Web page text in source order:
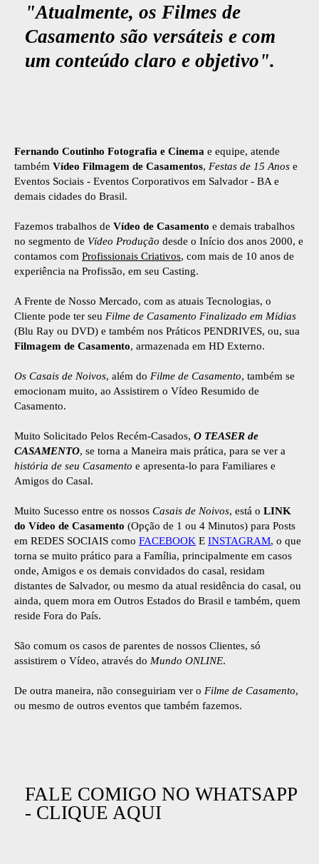
"Atualmente, os Filmes de
Casamento são versáteis e com
um conteúdo claro e objetivo".
Fernando Coutinho Fotografia e Cinema e equipe, atende
também Vídeo Filmagem de Casamentos, Festas de 15 Anos e
Eventos Sociais - Eventos Corporativos em Salvador - BA e
demais cidades do Brasil.
Fazemos trabalhos de Vídeo de Casamento e demais trabalhos
no segmento de Vídeo Produção desde o Início dos anos 2000, e
contamos com Profissionais Criativos, com mais de 10 anos de
experiência na Profissão, em seu Casting.
A Frente de Nosso Mercado, com as atuais Tecnologias, o
Cliente pode ter seu Filme de Casamento Finalizado em Mídias
(Blu Ray ou DVD) e também nos Práticos PENDRIVES, ou, sua
Filmagem de Casamento, armazenada em HD Externo.
Os Casais de Noivos, além do Filme de Casamento, também se
emocionam muito, ao Assistirem o Vídeo Resumido de
Casamento.
Muito Solicitado Pelos Recém-Casados, O TEASER de
CASAMENTO, se torna a Maneira mais prática, para se ver a
história de seu Casamento e apresenta-lo para Familiares e
Amigos do Casal.
Muito Sucesso entre os nossos Casais de Noivos, está o LINK
do Vídeo de Casamento (Opção de 1 ou 4 Minutos) para Posts
em REDES SOCIAIS como FACEBOOK E INSTAGRAM, o que
torna se muito prático para a Família, principalmente em casos
onde, Amigos e os demais convidados do casal, residam
distantes de Salvador, ou mesmo da atual residência do casal, ou
ainda, quem mora em Outros Estados do Brasil e também, quem
reside Fora do País.
São comum os casos de parentes de nossos Clientes, só
assistirem o Vídeo, através do Mundo ONLINE.
De outra maneira, não conseguiriam ver o Filme de Casamento,
ou mesmo de outros eventos que também fazemos.
FALE COMIGO NO WHATSAPP
- CLIQUE AQUI